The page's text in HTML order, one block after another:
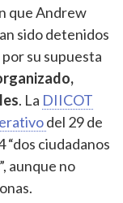
que Andrew
sido detenidos
su supuesta
. La DIICOT
del 29 de
“dos ciudadanos
aunque no